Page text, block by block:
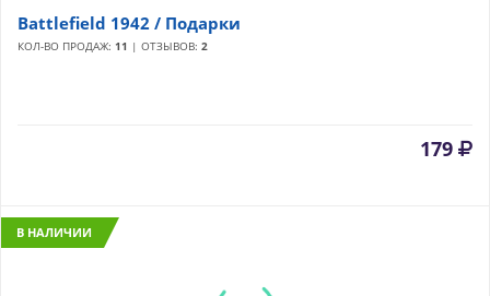
Battlefield 1942 / Подарки
КОЛ-ВО ПРОДАЖ: 11 | ОТЗЫВОВ: 2
179
В НАЛИЧИИ